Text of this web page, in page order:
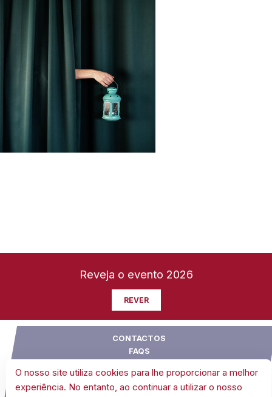
Reveja o evento 2026
REVER
CONTACTOS
FAQS
CONDIÇÕES GERAIS DE VENDA
POLÍTICA DE COOKIES
O nosso site utiliza cookies para lhe proporcionar a melhor
experiência. No entanto, ao continuar a utilizar o nosso